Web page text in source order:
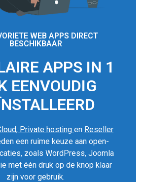
WEB APPS DIRECT
BESCHIKBAAR
APPS IN 1
EENVOUDIG
, Private hosting en Reseller
een ruime keuze aan open-
zoals WordPress, Joomla
met één druk op de knop klaar
zijn voor gebruik.